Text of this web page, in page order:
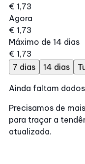
€ 1,73
Agora
€ 1,73
Máximo de 14 dias
€ 1,73
7 dias
14 dias
Ainda faltam dados
Precisamos de
para traçar a
atualizada.